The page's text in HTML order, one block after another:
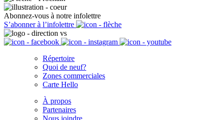
Abonnez-vous à notre infolettre
S’abonner à l’infolettre
Répertoire
Quoi de neuf?
Zones commerciales
Carte Hello
À propos
Partenaires
Nous joindre